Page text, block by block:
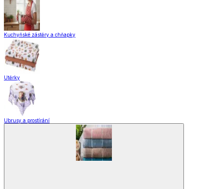
Kuchyňské zástěry a chňapky
Utěrky
Ubrusy a prostírání